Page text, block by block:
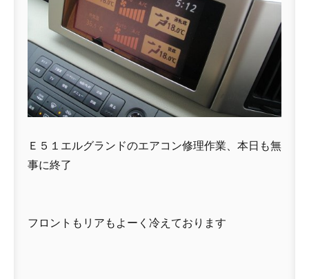
Ｅ５１エルグランドのエアコン修理作業、本日も無
事に終了
フロントもリアもよーく冷えております